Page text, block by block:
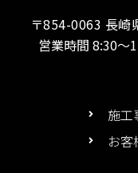
〒854-0063 長崎
営業時間 8:30
施工
お客